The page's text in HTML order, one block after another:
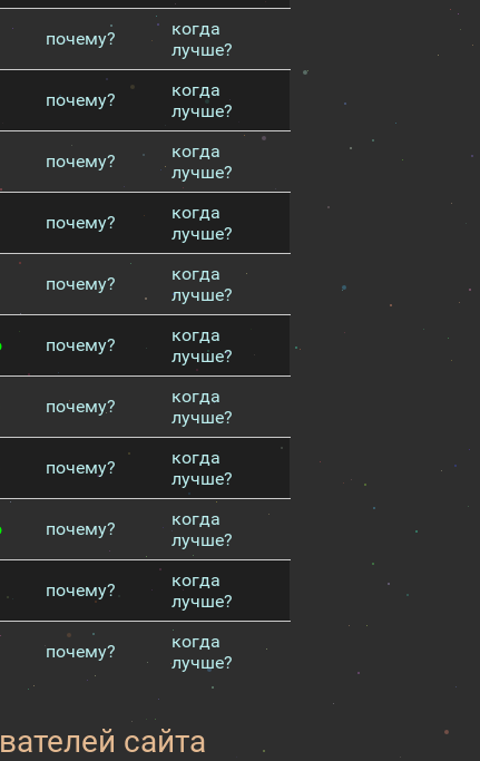
почему?
когда
лучше?
почему?
когда
лучше?
почему?
когда
лучше?
почему?
когда
лучше?
почему?
когда
лучше?
почему?
когда
лучше?
почему?
когда
лучше?
почему?
когда
лучше?
почему?
когда
лучше?
почему?
когда
лучше?
почему?
когда
лучше?
сайта